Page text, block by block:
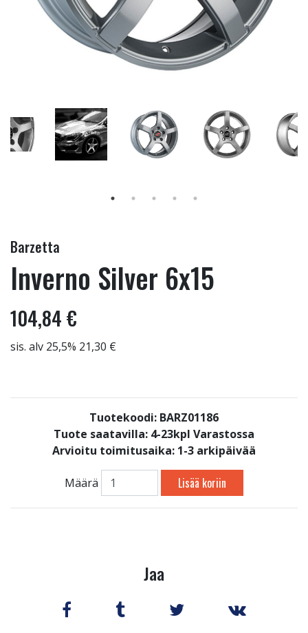
Barzetta
Inverno Silver 6x15
104,84 €
sis. alv 25,5% 21,30 €
Tuotekoodi: BARZ01186
Tuote saatavilla: 4-23kpl Varastossa
Arvioitu toimitusaika: 1-3 arkipäivää
Määrä Lisää koriin
Jaa